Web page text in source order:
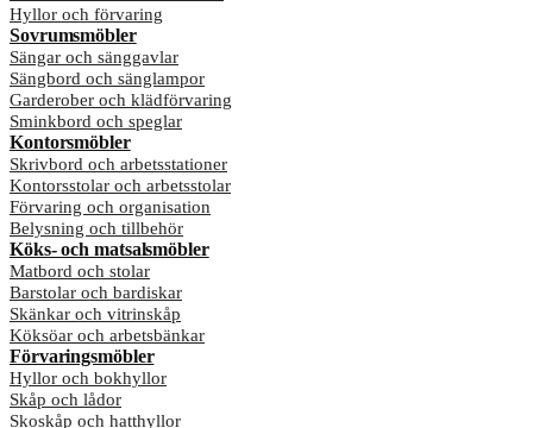
Hyllor och förvaring
Sovrumsmöbler
Sängar och sänggavlar
Sängbord och sänglampor
Garderober och klädförvaring
Sminkbord och speglar
Kontorsmöbler
Skrivbord och arbetsstationer
Kontorsstolar och arbetsstolar
Förvaring och organisation
Belysning och tillbehör
Köks- och matsalsmöbler
Matbord och stolar
Barstolar och bardiskar
Skänkar och vitrinskåp
Köksöar och arbetsbänkar
Förvaringsmöbler
Hyllor och bokhyllor
Skåp och lådor
Skoskåp och hatthyllor